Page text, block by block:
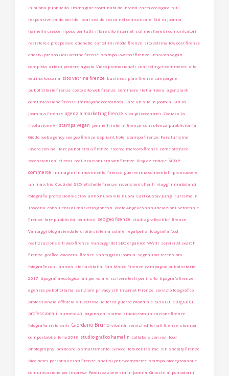
la buona pubblicità immagine coordinata del brand carta ecologica siti
responsive caldo torrido local seo dolcezza nel comunicare Siti in Joomla
hamelin cresce riposo per tutti rifare sito internet sul mestiere di comunicatori
resistere e prosperare etichette cartellini moda firenze sito vetrina low cost firenze
adesivi prespaziati vetrine firenze stampa low cost firenze insalata vegan
completa arte di perdere agosto Video promozionali marketing e-commerce sito
vetrina toscana sito vetrina firenze business plan firenze campagne
pubblicitarie firenze costo sito web firenze seminare italia libera agenzia di
comunicazione firenze immagine coordinata Fare un sito in Joomla Siti in
Joomla a Firenze agenzia marketing firenze viva gli eccentrici Zodiaco la
rivoluzione AI stampa vegan pannelli interni firenze consulenza pubblicitaria
Giotto web agency seo geo firenze depliant hotel stampa firenze Fare turismo
lavora con noi fare pubblicità a firenze ricerca mercato firenze come ottenere
recensioni dai clienti realizzazioni siti web firenze Blog aziendale Sito e-
commerce Immagini in movimento firenze guerre rinascimentali promuovere
un marchio Costi del SEO etichette firenze recensioni clienti viaggi mirabolanti
fotografia professionale cibo anno nuovo vita nuova Carl Gustav Jung Turismo in
Toscana consulenti di marketing onesti Beato Angelico annunciazioni vetrofanie
firenze fare pubblicità bambini seo geo firenze studio grafico libri firenze
Vantaggi blog aziendale orbite sistema solare regalpetra fotografia food
realizzazione siti web firenze Vantaggi del SEO organico WWIII servizi AI search
firenze grafica volantini firenze Vantaggi di Joomla segnalibri recensioni
fotografie con l anima storia ditalia San Marco Firenze campagne pubblicitarie
2017 tipografia ecologica ali per volare scrivere testi per il sito tipografo firenze
agenzia pubblicitaria sanzioni privacy siti internet Firenze servizio fotografico
professionale efficacia siti vetrina la terza guerra mondiale servizi fotografici
professionali numero 40 pagina chi siamo studio comunicazione firenze
fotografia ristoranti Giordano Bruno vitalità servizi editoriali firenze stampa
compostabile ferie 2018 studio grafico hamelin collabora con noi food
photography praticare lo smarrimento Seneca foto bellissime siti shopify firenze
bloc notes personalizzati firenze analisi per e-commerce stampa biodegradabile
comunicazione per impresa Realizzazione siti in Joomla Gnocchi ai pomodorini